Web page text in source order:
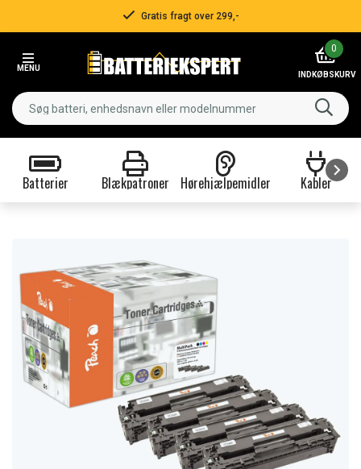
Gratis fragt over 299,-
MENU
0
INDKØBSKURV
Batterier Blækpatroner Hørehjælpemidler Kabler